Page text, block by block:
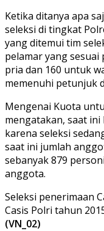
Ketika ditanya apa
seleksi di tingkat
yang ditemui tim
pelamar yang
pria dan 160 untuk
memenuhi petunjuk
Mengenai Kuota
mengatakan, saat
karena seleksi
saat ini jumlah
sebanyak 879
anggota.
Seleksi penerimaan
Casis Polri tahun
(VN_02)